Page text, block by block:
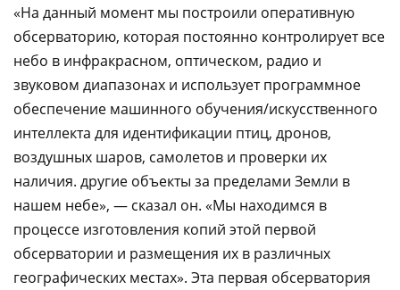
«На данный момент мы построили оперативную
обсерваторию, которая постоянно контролирует все
небо в инфракрасном, оптическом, радио и
звуковом диапазонах и использует программное
обеспечение машинного обучения/искусственного
интеллекта для идентификации птиц, дронов,
воздушных шаров, самолетов и проверки их
наличия. другие объекты за пределами Земли в
нашем небе», — сказал он. «Мы находимся в
процессе изготовления копий этой первой
обсерватории и размещения их в различных
географических местах». Эта первая обсерватория